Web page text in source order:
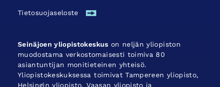
Tietosuojaseloste
Seinäjoen yliopistokeskus on neljän yliopiston
muodostama verkostomaisesti toimiva 80
asiantuntijan monitieteinen yhteisö.
Yliopistokeskuksessa toimivat Tampereen yliopisto,
Helsingin yliopisto, Vaasan yliopisto ja